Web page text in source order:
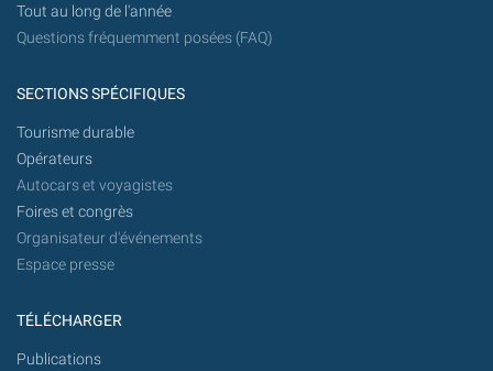
Tout au long de l'année
Questions fréquemment posées (FAQ)
SECTIONS SPÉCIFIQUES
Tourisme durable
Opérateurs
Autocars et voyagistes
Foires et congrès
Organisateur d'événements
Espace presse
TÉLÉCHARGER
Publications